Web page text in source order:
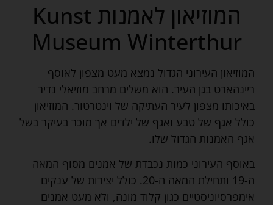
המוזיאון לאמנות Kunst
Museum Winterthur
המוזיאון העירוני הגדול נמצא מעט מצפון לאוסף
ריינהארט בגן העיר. הוא משלים מרחב מוזיאלי נדיר
באיכותו מצפון לעיר העתיקה של וינטרטור. המוזיאון
כולל אגף של טבע ואגף של ילדים אך מוכר בעיקר בשל
אגף האמנות הגדול שלו.
באוסף העירוני כמות נכבדת של אמנים מסוף המאה
ה-19 ותחילת המאה ה-20. כולל יצירות של ענקים
אימפרסיוניסטיים כגון קלוד מונה, ולא מעט אמנים